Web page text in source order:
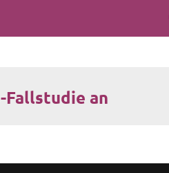
Fallstudie an